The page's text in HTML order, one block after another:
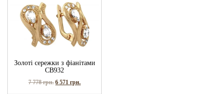
Золоті сережки з фіанітами
СВ932
7 778грн. 6 571грн.